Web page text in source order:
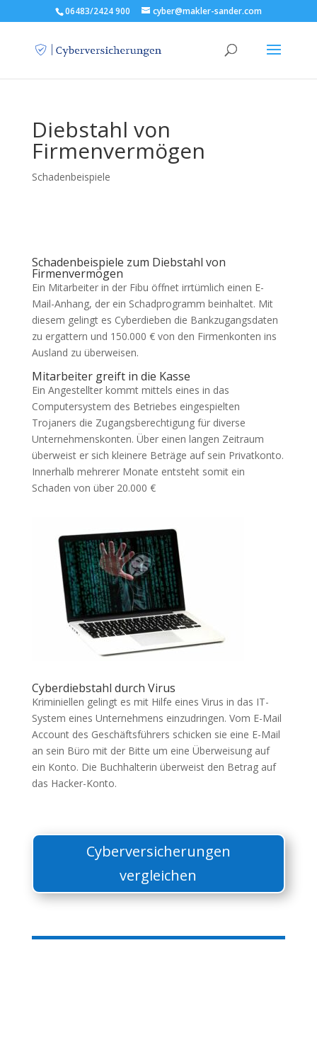
06483/2424 900 cyber@makler-sander.com
Diebstahl von
Firmenvermögen
Schadenbeispiele
Schadenbeispiele zum Diebstahl von
Firmenvermögen
Ein Mitarbeiter in der Fibu öffnet irrtümlich einen E-
Mail-Anhang, der ein Schadprogramm beinhaltet. Mit
diesem gelingt es Cyberdieben die Bankzugangsdaten
zu ergattern und 150.000 € von den Firmenkonten ins
Ausland zu überweisen.
Mitarbeiter greift in die Kasse
Ein Angestellter kommt mittels eines in das
Computersystem des Betriebes eingespielten
Trojaners die Zugangsberechtigung für diverse
Unternehmenskonten. Über einen langen Zeitraum
überweist er sich kleinere Beträge auf sein Privatkonto.
Innerhalb mehrerer Monate entsteht somit ein
Schaden von über 20.000 €
Cyberdiebstahl durch Virus
Kriminiellen gelingt es mit Hilfe eines Virus in das IT-
System eines Unternehmens einzudringen. Vom E-Mail
Account des Geschäftsführers schicken sie eine E-Mail
an sein Büro mit der Bitte um eine Überweisung auf
ein Konto. Die Buchhalterin überweist den Betrag auf
das Hacker-Konto.
Cyberversicherungen
vergleichen